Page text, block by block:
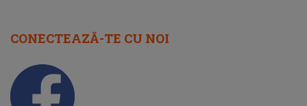
CONECTEAZĂ-TE CU NOI